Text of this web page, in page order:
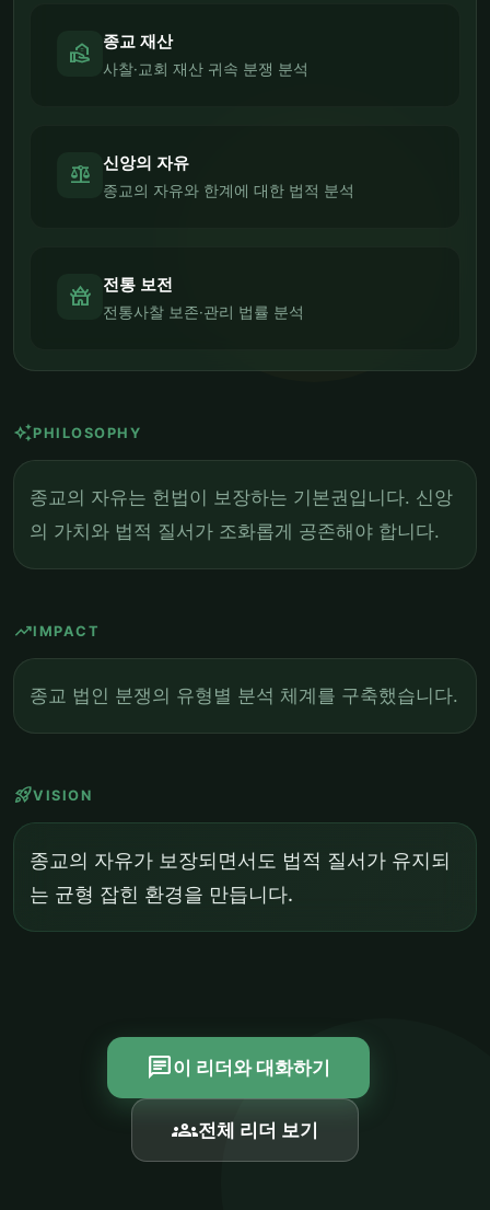
real_estate_agent 종교 재산
사찰·교회 재산 귀속 분쟁 분석
balance 신앙의 자유
종교의 자유와 한계에 대한 법적 분석
temple_buddhist 전통 보전
전통사찰 보존·관리 법률 분석
auto_awesomePHILOSOPHY
종교의 자유는 헌법이 보장하는 기본권입니다. 신앙
의 가치와 법적 질서가 조화롭게 공존해야 합니다.
trending_upIMPACT
종교 법인 분쟁의 유형별 분석 체계를 구축했습니다.
rocket_launchVISION
종교의 자유가 보장되면서도 법적 질서가 유지되
는 균형 잡힌 환경을 만듭니다.
chat이 리더와 대화하기
groups전체 리더 보기